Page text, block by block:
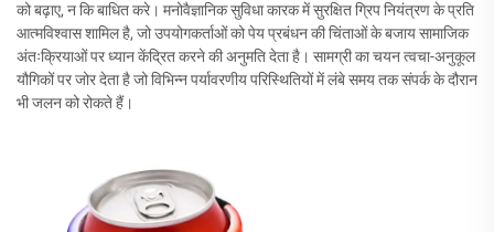
को बढ़ाए, न कि बाधित करे। मनोवैज्ञानिक सुविधा कारक में सुरक्षित ग्रिप नियंत्रण के प्रति
आत्मविश्वास शामिल है, जो उपयोगकर्ताओं को पेय प्रबंधन की चिंताओं के बजाय सामाजिक
अंतःक्रियाओं पर ध्यान केंद्रित करने की अनुमति देता है। सामग्री का चयन त्वचा-अनुकूल
यौगिकों पर जोर देता है जो विभिन्न पर्यावरणीय परिस्थितियों में लंबे समय तक संपर्क के दौरान
भी जलन को रोकते हैं।